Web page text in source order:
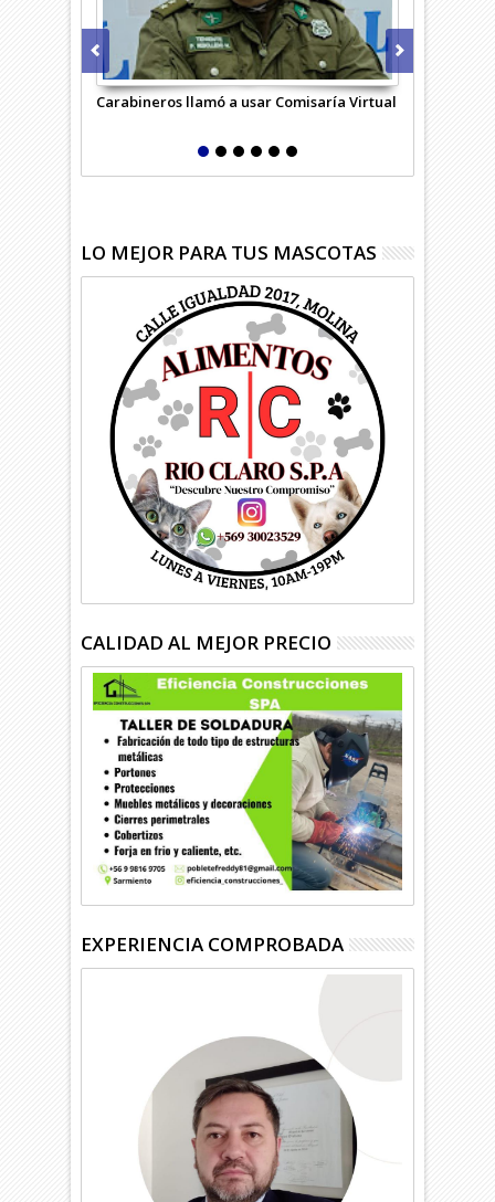
Carabineros llamó a usar Comisaría Virtual
LO MEJOR PARA TUS MASCOTAS
CALIDAD AL MEJOR PRECIO
EXPERIENCIA COMPROBADA